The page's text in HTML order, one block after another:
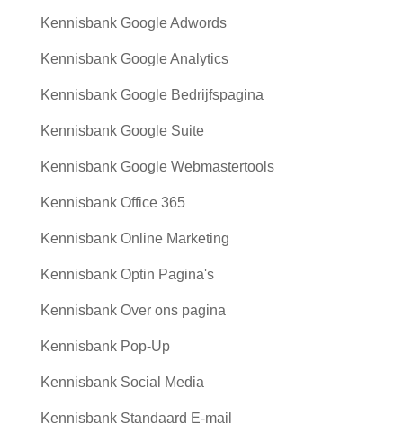
Kennisbank Google Adwords
Kennisbank Google Analytics
Kennisbank Google Bedrijfspagina
Kennisbank Google Suite
Kennisbank Google Webmastertools
Kennisbank Office 365
Kennisbank Online Marketing
Kennisbank Optin Pagina's
Kennisbank Over ons pagina
Kennisbank Pop-Up
Kennisbank Social Media
Kennisbank Standaard E-mail